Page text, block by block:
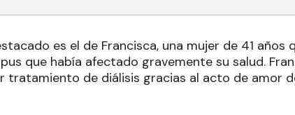
es el de Francisca, una mujer de 41 años
que había afectado gravemente su salud.
tratamiento de diálisis gracias al acto de amor